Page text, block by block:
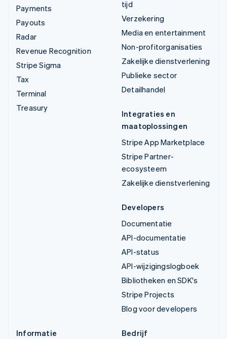
Payments
Payouts
Radar
Revenue Recognition
Stripe Sigma
Tax
Terminal
Treasury
tijd
Verzekering
Media en entertainment
Non-profitorganisaties
Zakelijke dienstverlening
Publieke sector
Detailhandel
Integraties en
maatoplossingen
Stripe App Marketplace
Stripe Partner-
ecosysteem
Zakelijke dienstverlening
Developers
Documentatie
API-documentatie
API-status
API-wijzigingslogboek
Bibliotheken en SDK's
Stripe Projects
Blog voor developers
Informatie
Bedrijf